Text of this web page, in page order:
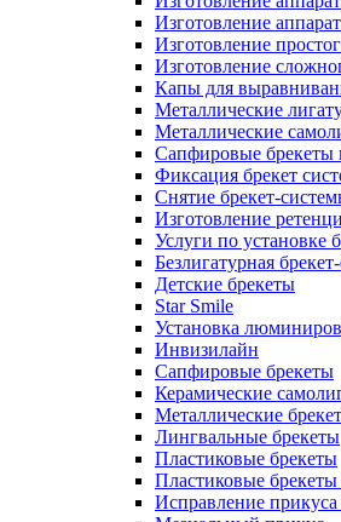
Изготовление
Изготовление
Изготовление
Капы для
Металлические
Металлические
Сапфировые брекеты
Фиксация брекет
Снятие брекет-
Изготовление
Услуги по установке
Безлигатурная
Детские брекеты
Star Smile
Установка люминиров
Инвизилайн
Сапфировые брекеты
Керамические
Металлические
Лингвальные брекеты
Пластиковые брекеты
Пластиковые
Исправление